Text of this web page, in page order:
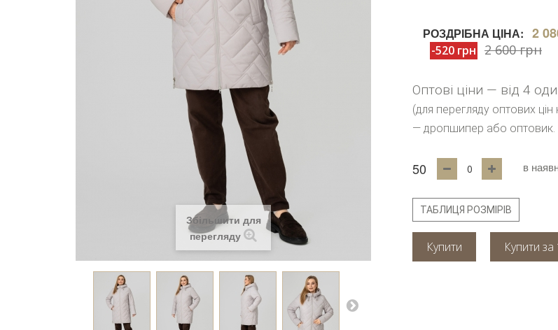
Збільшити для
перегляду
РОЗДРІБНА ЦІНА: 2
-520 грн 2 600 грн
Оптові ціни — від 4
(для перегляду оптових
— дропшипер або оптовик.
50 в
ТАБЛИЦЯ РОЗМІРІВ
Купити